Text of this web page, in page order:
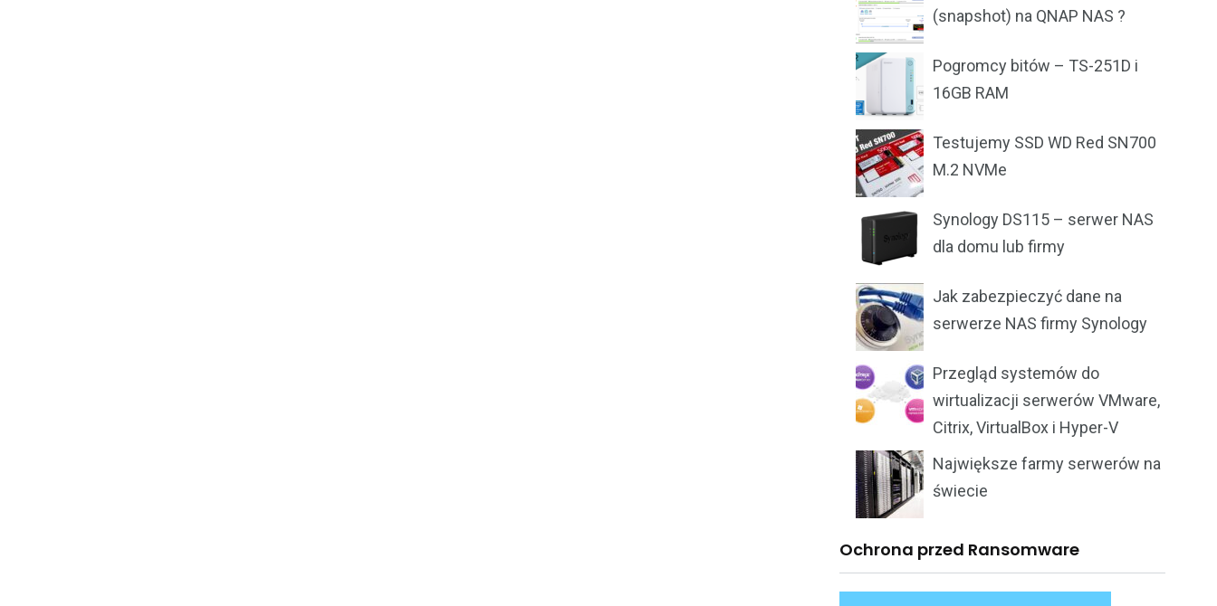
(snapshot) na QNAP NAS ?
Pogromcy bitów – TS-251D i
16GB RAM
Testujemy SSD WD Red SN700
M.2 NVMe
Synology DS115 – serwer NAS
dla domu lub firmy
Jak zabezpieczyć dane na
serwerze NAS firmy Synology
Przegląd systemów do
wirtualizacji serwerów VMware,
Citrix, VirtualBox i Hyper-V
Największe farmy serwerów na
świecie
Ochrona przed Ransomware